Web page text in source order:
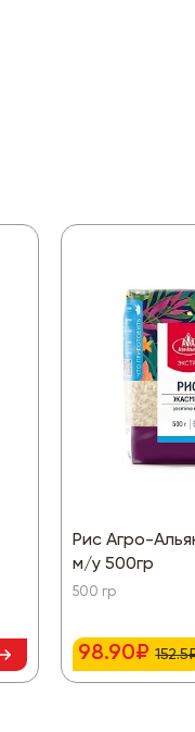
Рис Агро-
м/у 500гр
500 гр
98.90₽